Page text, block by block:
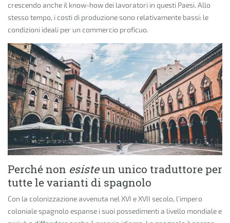
crescendo anche il know-how dei lavoratori in questi Paesi. Allo
stesso tempo, i costi di produzione sono relativamente bassi: le
condizioni ideali per un commercio proficuo.
Perché non esisteun unico traduttore per
tutte le varianti di spagnolo
Con la colonizzazione avvenuta nel XVI e XVII secolo, l’impero
coloniale spagnolo espanse i suoi possedimenti a livello mondiale e